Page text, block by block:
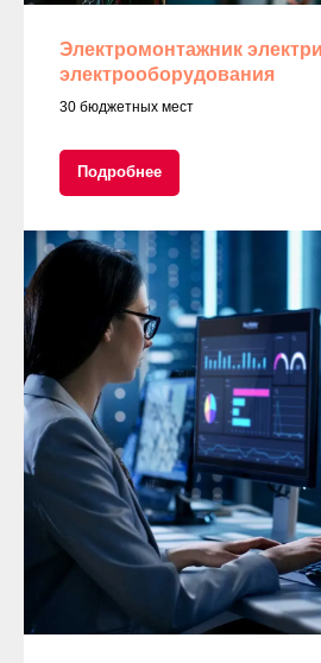
Электромонтажник
электрооборудования
30 бюджетных мест
Подробнее